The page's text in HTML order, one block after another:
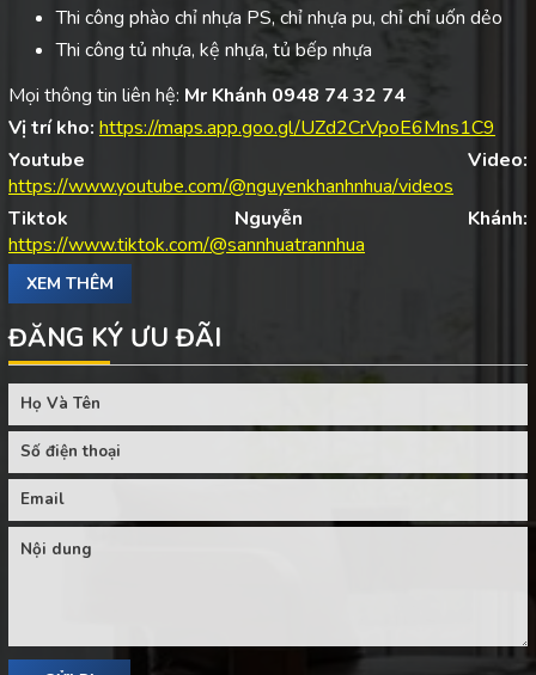
Thi công phào chỉ nhựa PS, chỉ nhựa pu, chỉ chỉ uốn dẻo
Thi công tủ nhựa, kệ nhựa, tủ bếp nhựa
Mọi thông tin liên hệ: Mr Khánh 0948 74 32 74
Vị trí kho: https://maps.app.goo.gl/UZd2CrVpoE6Mns1C9
Youtube Video:
https://www.youtube.com/@nguyenkhanhnhua/videos
Tiktok Nguyễn Khánh:
https://www.tiktok.com/@sannhuatrannhua
XEM THÊM
ĐĂNG KÝ ƯU ĐÃI